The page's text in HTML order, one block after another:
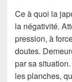
Ce à quoi la
la négativité.
pression, à
doutes.
par sa
les planches,